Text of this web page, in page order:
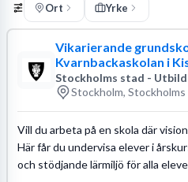
Ort Yrke
Vikarierande
Kvarnbackaskolan i
Stockholms stad -
Stockholm, Stockholms
Vill du arbeta på en skola där
Här får du undervisa elever i
och stödjande lärmiljö för alla